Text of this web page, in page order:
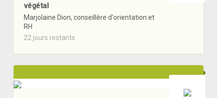
végétal
Marjolaine Dion, conseillère d'orientation et
RH
22 jours restants